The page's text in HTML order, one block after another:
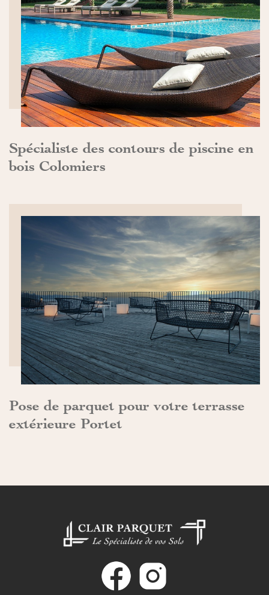
Spécialiste des contours de piscine en
bois Colomiers
DÉCOUVRIR>>
Pose de parquet pour votre terrasse
extérieure Portet
DÉCOUVRIR>>